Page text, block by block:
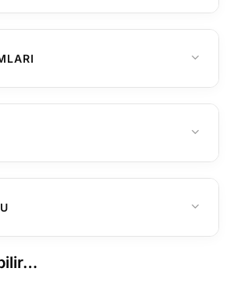
Erkek
(Türkiye)
15:00'a kadar verilen
genellikle aynı gün içerisinde
edilir. 15:00 sonrası verilen